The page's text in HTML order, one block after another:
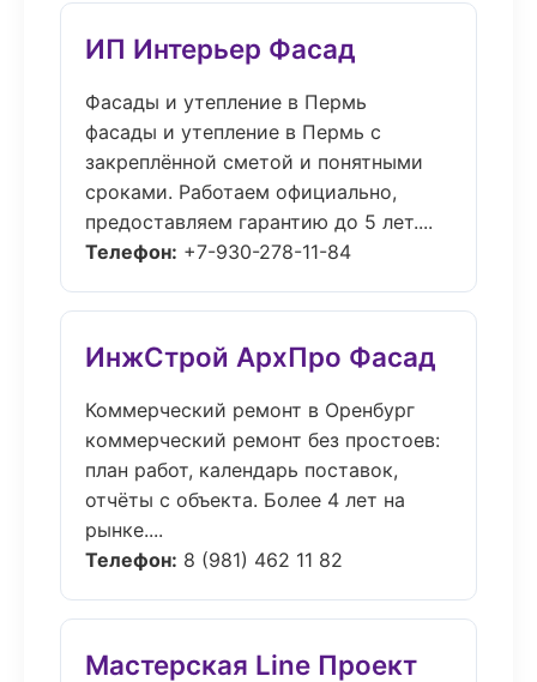
ИП Интерьер Фасад
Фасады и утепление в Пермь
фасады и утепление в Пермь с
закреплённой сметой и понятными
сроками. Работаем официально,
предоставляем гарантию до 5 лет....
Телефон: +7-930-278-11-84
ИнжСтрой АрхПро Фасад
Коммерческий ремонт в Оренбург
коммерческий ремонт без простоев:
план работ, календарь поставок,
отчёты с объекта. Более 4 лет на
рынке....
Телефон: 8 (981) 462 11 82
Мастерская Line Проект